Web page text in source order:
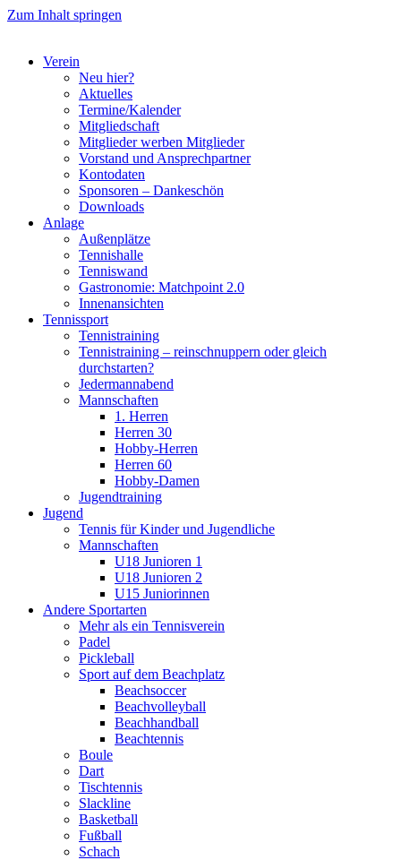
Zum Inhalt springen
Verein
Neu hier?
Aktuelles
Termine/Kalender
Mitgliedschaft
Mitglieder werben Mitglieder
Vorstand und Ansprechpartner
Kontodaten
Sponsoren – Dankeschön
Downloads
Anlage
Außenplätze
Tennishalle
Tenniswand
Gastronomie: Matchpoint 2.0
Innenansichten
Tennissport
Tennistraining
Tennistraining – reinschnuppern oder gleich
durchstarten?
Jedermannabend
Mannschaften
1. Herren
Herren 30
Hobby-Herren
Herren 60
Hobby-Damen
Jugendtraining
Jugend
Tennis für Kinder und Jugendliche
Mannschaften
U18 Junioren 1
U18 Junioren 2
U15 Juniorinnen
Andere Sportarten
Mehr als ein Tennisverein
Padel
Pickleball
Sport auf dem Beachplatz
Beachsoccer
Beachvolleyball
Beachhandball
Beachtennis
Boule
Dart
Tischtennis
Slackline
Basketball
Fußball
Schach